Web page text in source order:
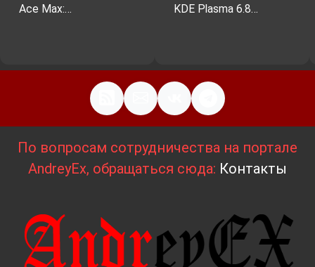
Ace Max:…
KDE Plasma 6.8…
По вопросам сотрудничества на портале
AndreyEx, обращаться сюда: Контакты